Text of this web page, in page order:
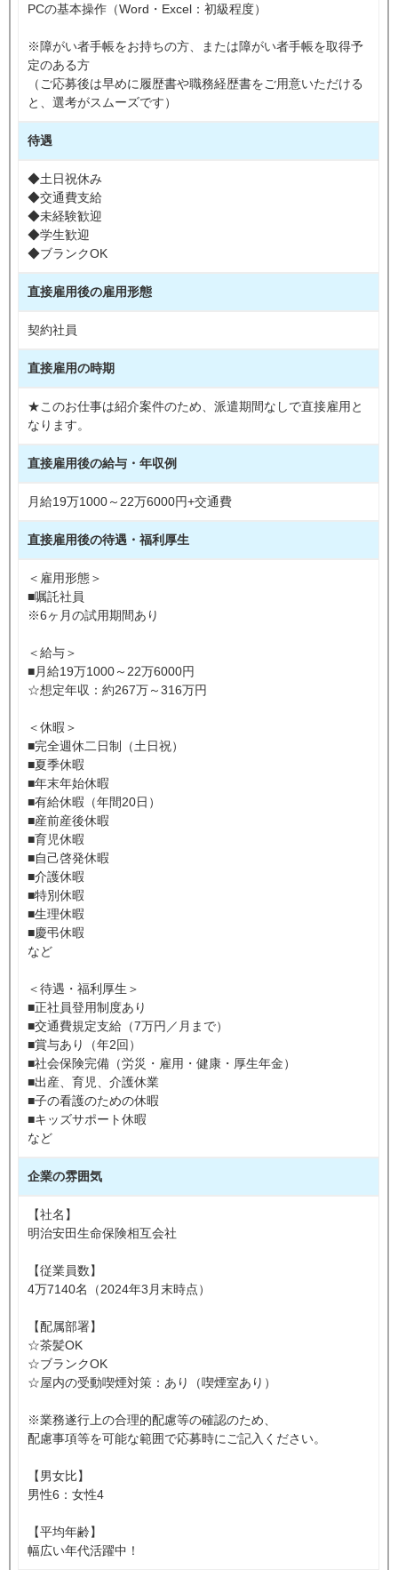
PCの基本操作（Word・Excel：初級程度）
※障がい者手帳をお持ちの方、または障がい者手帳を取得予
定のある方
（ご応募後は早めに履歴書や職務経歴書をご用意いただける
と、選考がスムーズです）
待遇
◆土日祝休み
◆交通費支給
◆未経験歓迎
◆学生歓迎
◆ブランクOK
直接雇用後の雇用形態
契約社員
直接雇用の時期
★このお仕事は紹介案件のため、派遣期間なしで直接雇用と
なります。
直接雇用後の給与・年収例
月給19万1000～22万6000円+交通費
直接雇用後の待遇・福利厚生
＜雇用形態＞
■嘱託社員
※6ヶ月の試用期間あり
＜給与＞
■月給19万1000～22万6000円
☆想定年収：約267万～316万円
＜休暇＞
■完全週休二日制（土日祝）
■夏季休暇
■年末年始休暇
■有給休暇（年間20日）
■産前産後休暇
■育児休暇
■自己啓発休暇
■介護休暇
■特別休暇
■生理休暇
■慶弔休暇
など
＜待遇・福利厚生＞
■正社員登用制度あり
■交通費規定支給（7万円／月まで）
■賞与あり（年2回）
■社会保険完備（労災・雇用・健康・厚生年金）
■出産、育児、介護休業
■子の看護のための休暇
■キッズサポート休暇
など
企業の雰囲気
【社名】
明治安田生命保険相互会社
【従業員数】
4万7140名（2024年3月末時点）
【配属部署】
☆茶髪OK
☆ブランクOK
☆屋内の受動喫煙対策：あり（喫煙室あり）
※業務遂行上の合理的配慮等の確認のため、
配慮事項等を可能な範囲で応募時にご記入ください。
【男女比】
男性6：女性4
【平均年齢】
幅広い年代活躍中！